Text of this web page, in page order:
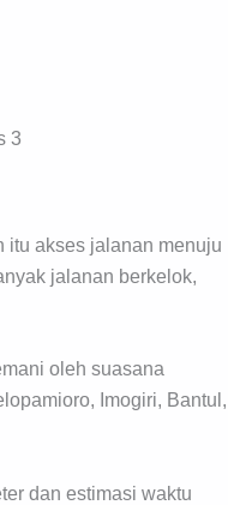
itu akses jalanan menuju
jalanan berkelok,
oleh suasana
Imogiri, Bantul,
dan estimasi waktu